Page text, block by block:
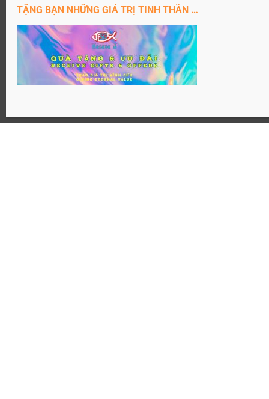
ĐĂNG KÝ KÊNH YouTube
TẶNG BẠN NHỮNG GIÁ TRỊ TINH THẦN …